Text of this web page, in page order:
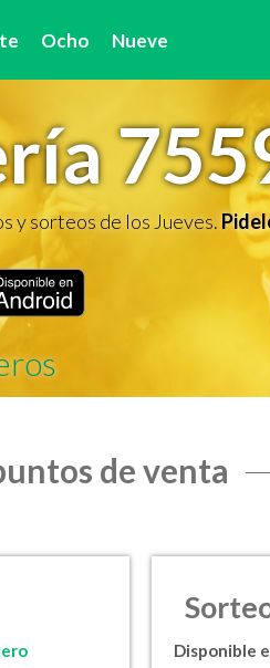
Ocho Nueve
y sorteos de los Jueves.
de venta
Disponible